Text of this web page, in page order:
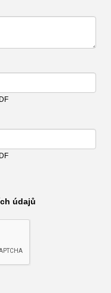
údajů